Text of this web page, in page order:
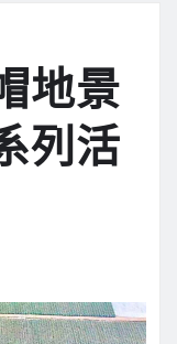
地景
列活